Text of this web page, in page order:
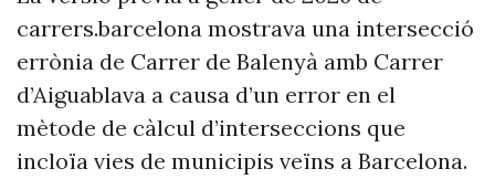
carrers.barcelona mostrava una intersecció
errònia de Carrer de Balenyà amb Carrer
d’Aiguablava a causa d’un error en el
mètode de càlcul d’interseccions que
incloïa vies de municipis veïns a Barcelona.